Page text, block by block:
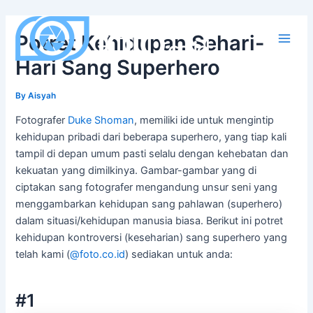
content
Potret Kehidupan Sehari-
Hari Sang Superhero
ByAisyah
Fotografer Duke Shoman, memiliki ide untuk mengintip
kehidupan pribadi dari beberapa superhero, yang tiap kali
tampil di depan umum pasti selalu dengan kehebatan dan
kekuatan yang dimilkinya. Gambar-gambar yang di
ciptakan sang fotografer mengandung unsur seni yang
menggambarkan kehidupan sang pahlawan (superhero)
dalam situasi/kehidupan manusia biasa. Berikut ini potret
kehidupan kontroversi (keseharian) sang superhero yang
telah kami (@foto.co.id) sediakan untuk anda:
#1